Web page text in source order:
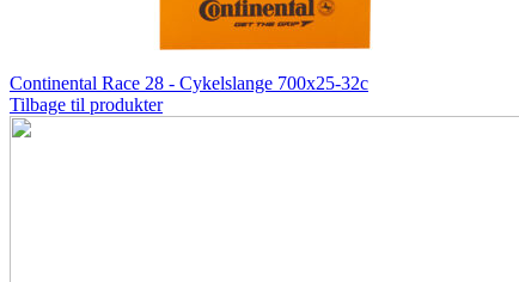
Continental Race 28 - Cykelslange 700x25-32c
Tilbage til produkter